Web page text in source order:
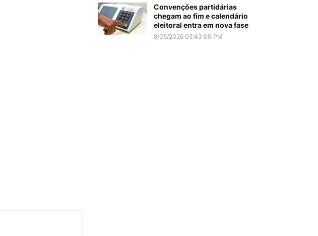
Convenções partidárias
chegam ao fim e calendário
eleitoral entra em nova fase
8/05/2026 05:43:00 PM